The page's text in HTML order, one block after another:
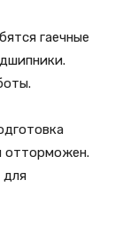
гаечные
отторможен.
для